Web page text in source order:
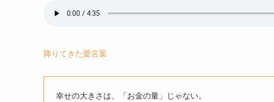
降りてきた愛言葉
幸せの大きさは、「お金の量」じゃない。